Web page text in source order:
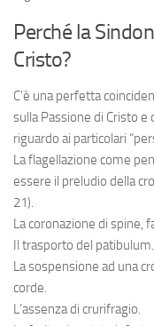
Perché la
Cristo?
C’è una perfetta
sulla Passione di Cristo e
riguardo ai particolari
La flagellazione come
essere il preludio della
21).
La coronazione di spine,
Il trasporto del patibulum.
La sospensione ad una
corde.
L’assenza di crurifragio.